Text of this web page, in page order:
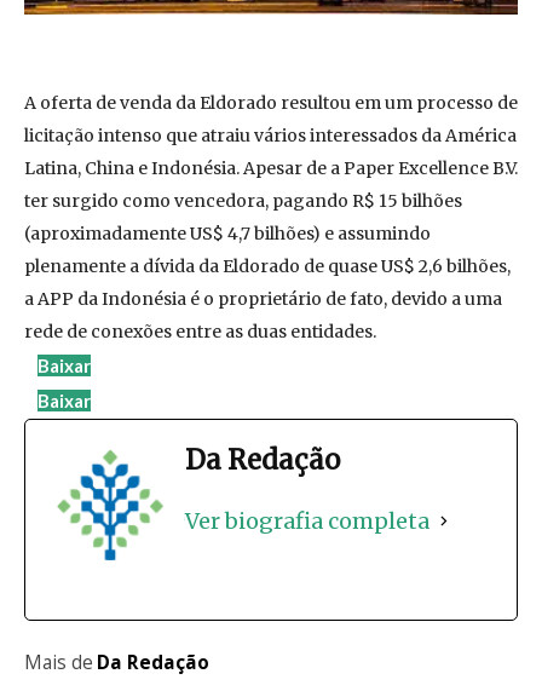
A oferta de venda da Eldorado resultou em um processo de
licitação intenso que atraiu vários interessados da América
Latina, China e Indonésia. Apesar de a Paper Excellence B.V.
ter surgido como vencedora, pagando R$ 15 bilhões
(aproximadamente US$ 4,7 bilhões) e assumindo
plenamente a dívida da Eldorado de quase US$ 2,6 bilhões,
a APP da Indonésia é o proprietário de fato, devido a uma
rede de conexões entre as duas entidades.
Baixar
Baixar
Da Redação
Ver biografia completa
Mais de Da Redação